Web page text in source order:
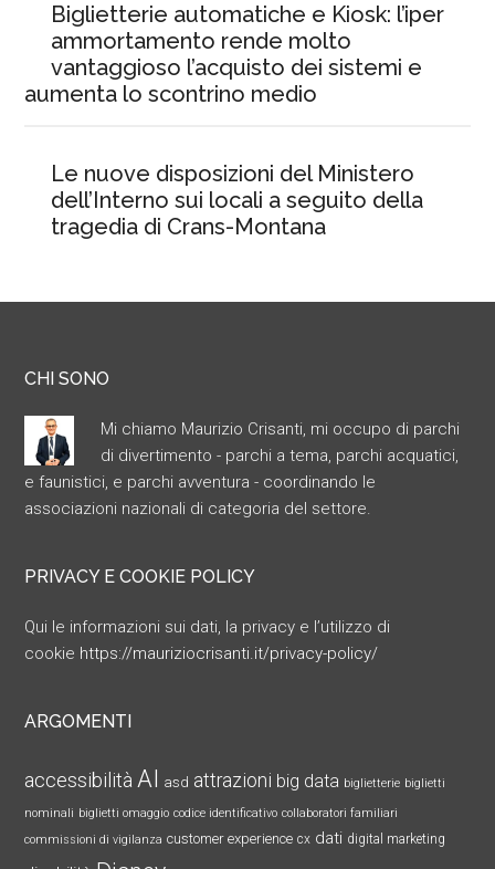
Biglietterie automatiche e Kiosk: l’iper
ammortamento rende molto
vantaggioso l’acquisto dei sistemi e
aumenta lo scontrino medio
Le nuove disposizioni del Ministero
dell’Interno sui locali a seguito della
tragedia di Crans-Montana
CHI SONO
Mi chiamo Maurizio Crisanti, mi occupo di parchi
di divertimento - parchi a tema, parchi acquatici,
e faunistici, e parchi avventura - coordinando le
associazioni nazionali di categoria del settore.
PRIVACY E COOKIE POLICY
Qui le informazioni sui dati, la privacy e l’utilizzo di
cookie https://mauriziocrisanti.it/privacy-policy/
ARGOMENTI
accessibilità AI asd attrazioni big data biglietterie biglietti
nominali biglietti omaggio codice identificativo collaboratori familiari
commissioni di vigilanza customer experience cx dati digital marketing